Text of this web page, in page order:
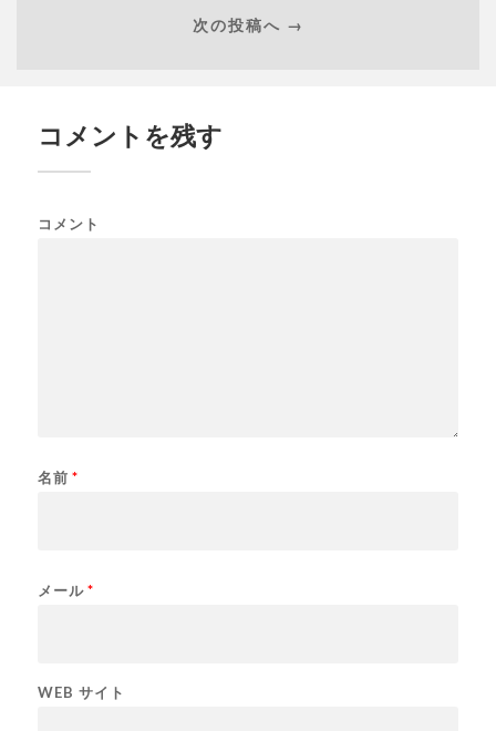
次の投稿へ →
コメントを残す
コメント
名前 *
メール *
WEB サイト